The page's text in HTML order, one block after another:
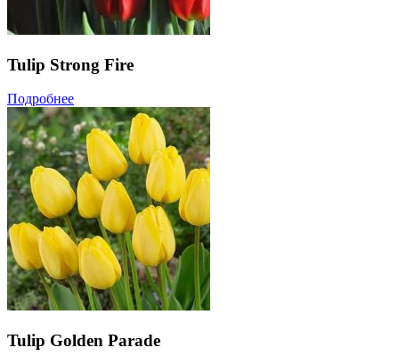
Tulip Strong Fire
Подробнее
Tulip Golden Parade